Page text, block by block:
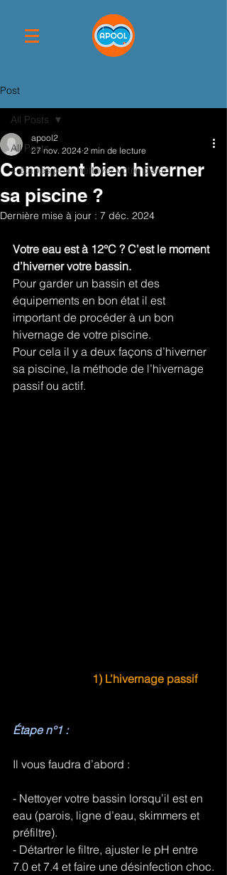
Post
All Posts
4 étapes pour nettoyer votre piscin
All Posts
Comment bien hiverner
sa piscine ?
apool2
27 nov. 2024 2 min de lecture
Dernière mise à jour : 7 déc. 2024
Votre eau est à 12°C ? C’est le moment
d’hiverner votre bassin.
Pour garder un bassin et des
équipements en bon état il est
important de procéder à un bon
hivernage de votre piscine.
Pour cela il y a deux façons d’hiverner
sa piscine, la méthode de l’hivernage
passif ou actif.
1) L’hivernage passif
Étape n°1 :
Il vous faudra d’abord :
- Nettoyer votre bassin lorsqu’il est en
eau (parois, ligne d’eau, skimmers et
préfiltre).
- Détartrer le filtre, ajuster le pH entre
7.0 et 7.4 et faire une désinfection choc.